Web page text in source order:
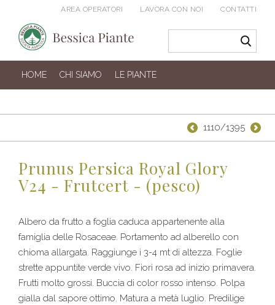
AREA OPERATORI LAVORA CON NOI CONTATTI
HOME CHI SIAMO LE PIANTE
1110/1395
Prunus Persica Royal Glory
V24 - Frutcert - (pesco)
Albero da frutto a foglia caduca appartenente alla
famiglia delle Rosaceae. Portamento ad alberello con
chioma allargata. Raggiunge i 3-4 mt di altezza. Foglie
strette appuntite verde vivo. Fiori rosa ad inizio primavera.
Frutti molto grossi. Buccia di color rosso intenso. Polpa
gialla dal sapore ottimo. Matura a metà luglio. Predilige